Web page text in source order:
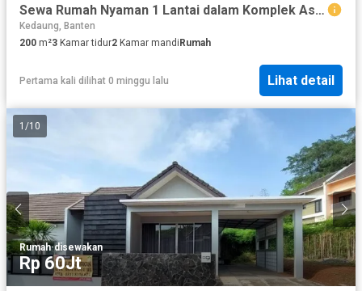
Sewa Rumah Nyaman 1 Lantai dalam Komplek Asri Cinere
Kedaung, Banten
200 m²3 Kamar tidur2 Kamar mandi Rumah
Pertama kali dilihat 0 minggu lalu Lihat detail
1 /10
Rumah·disewakan
Rp 60Jt